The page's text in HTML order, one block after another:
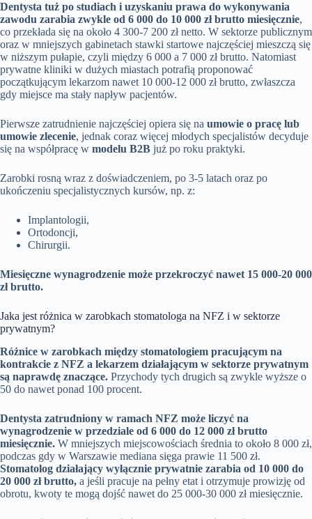
Dentysta tuż po studiach i uzyskaniu prawa do wykonywania
zawodu zarabia zwykle od 6 000 do 10 000 zł brutto miesięcznie,
co przekłada się na około 4 300-7 200 zł netto. W sektorze publicznym
oraz w mniejszych gabinetach stawki startowe najczęściej mieszczą się
w niższym pułapie, czyli między 6 000 a 7 000 zł brutto. Natomiast
prywatne kliniki w dużych miastach potrafią proponować
początkującym lekarzom nawet 10 000-12 000 zł brutto, zwłaszcza
gdy miejsce ma stały napływ pacjentów.
Pierwsze zatrudnienie najczęściej opiera się na umowie o pracę lub
umowie zlecenie, jednak coraz więcej młodych specjalistów decyduje
się na współpracę w modelu B2B już po roku praktyki.
Zarobki rosną wraz z doświadczeniem, po 3-5 latach oraz po
ukończeniu specjalistycznych kursów, np. z:
Implantologii,
Ortodoncji,
Chirurgii.
Miesięczne wynagrodzenie może przekroczyć nawet 15 000-20 000
zł brutto.
Jaka jest różnica w zarobkach stomatologa na NFZ i w sektorze
prywatnym?
Różnice w zarobkach między stomatologiem pracującym na
kontrakcie z NFZ a lekarzem działającym w sektorze prywatnym
są naprawdę znaczące. Przychody tych drugich są zwykle wyższe o
50 do nawet ponad 100 procent.
Dentysta zatrudniony w ramach NFZ może liczyć na
wynagrodzenie w przedziale od 6 000 do 12 000 zł brutto
miesięcznie. W mniejszych miejscowościach średnia to około 8 000 zł,
podczas gdy w Warszawie mediana sięga prawie 11 500 zł.
Stomatolog działający wyłącznie prywatnie zarabia od 10 000 do
20 000 zł brutto, a jeśli pracuje na pełny etat i otrzymuje prowizję od
obrotu, kwoty te mogą dojść nawet do 25 000-30 000 zł miesięcznie.